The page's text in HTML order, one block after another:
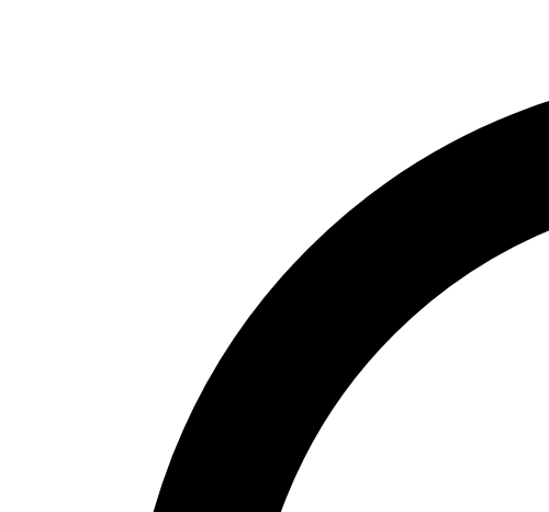
Connaître les caractéristiques du PER et du multicouche
Identifier les accessoires de raccordement
Connaître les diamètres d'alimentation
Connaître et identifier les types de WC et chasses d'eau
Connaître les types de baignoires et receveurs
Utiliser les raccords à sertir et à glissement
Réaliser l'installation d'un WC
Identifier les causes de panne d'un WC
Réaliser l'alimentation d'un lavabo en multicouche
Réaliser le montage complet d'une douche sur plots